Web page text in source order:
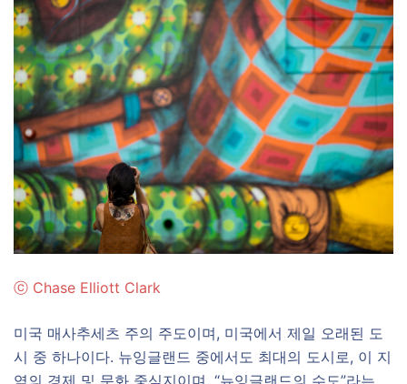
ⓒ Chase Elliott Clark
미국 매사추세츠 주의 주도이며, 미국에서 제일 오래된 도
시 중 하나이다. 뉴잉글랜드 중에서도 최대의 도시로, 이 지